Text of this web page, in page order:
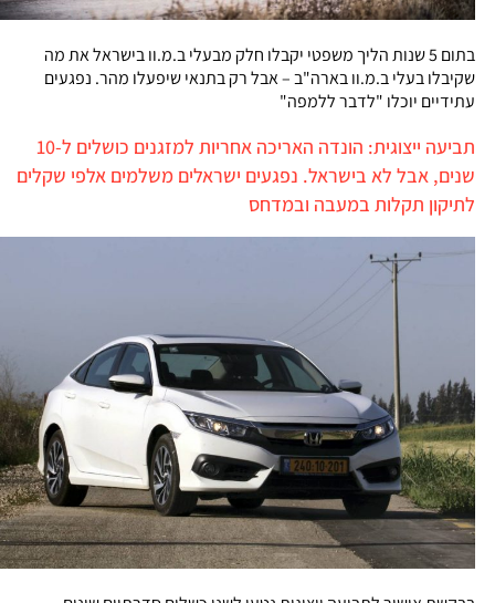
בתום 5 שנות הליך משפטי יקבלו חלק מבעלי ב.מ.וו בישראל את מה
שקיבלו בעלי ב.מ.וו בארה"ב – אבל רק בתנאי שיפעלו מהר. נפגעים
עתידיים יוכלו "לדבר ללמפה"
תביעה ייצוגית: הונדה האריכה אחריות למזגנים כושלים ל-10
שנים, אבל לא בישראל. נפגעים ישראלים משלמים אלפי שקלים
לתיקון תקלות במעבה ובמדחס